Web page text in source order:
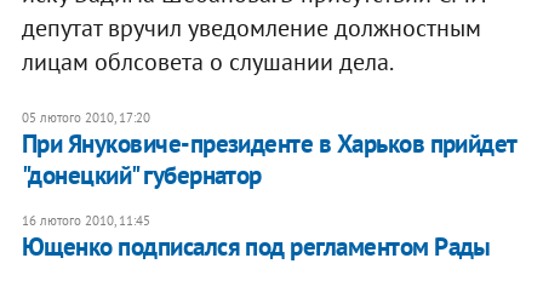
депутат вручил уведомление должностным
лицам облсовета о слушании дела.
05 лютого 2010, 17:20
При Януковиче-президенте в Харьков прийдет
"донецкий" губернатор
16 лютого 2010, 11:45
Ющенко подписался под регламентом Рады